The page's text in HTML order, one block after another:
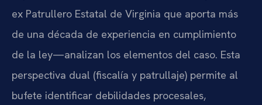
ex Patrullero Estatal de Virginia que aporta más
de una década de experiencia en cumplimiento
de la ley—analizan los elementos del caso. Esta
perspectiva dual (fiscalía y patrullaje) permite al
bufete identificar debilidades procesales,